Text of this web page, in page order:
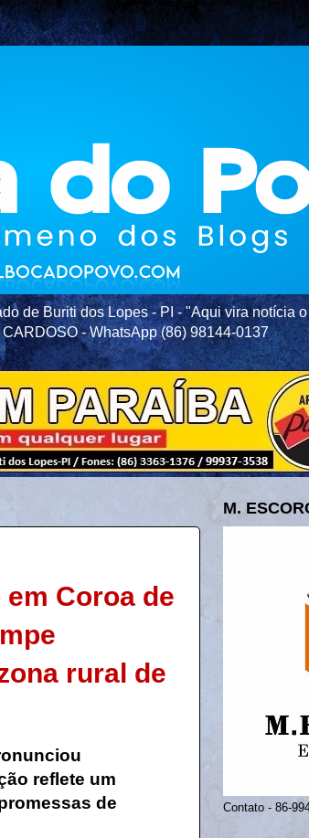
de Buriti dos Lopes - PI - "Aqui vira notícia
- WhatsApp (86) 98144-0137
Coroa de
rural de
reflete um
de
M.
Contato - 86-